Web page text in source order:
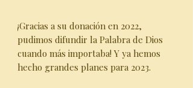
¡Gracias a su donación en 2022,
pudimos difundir la Palabra de Dios
cuando más importaba! ‍Y ya hemos
hecho grandes planes para 2023.